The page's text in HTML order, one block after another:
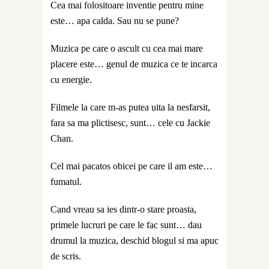
Cea mai folositoare inventie pentru mine
este… apa calda. Sau nu se pune?
Muzica pe care o ascult cu cea mai mare
placere este… genul de muzica ce te incarca
cu energie.
Filmele la care m-as putea uita la nesfarsit,
fara sa ma plictisesc, sunt… cele cu Jackie
Chan.
Cel mai pacatos obicei pe care il am este…
fumatul.
Cand vreau sa ies dintr-o stare proasta,
primele lucruri pe care le fac sunt… dau
drumul la muzica, deschid blogul si ma apuc
de scris.